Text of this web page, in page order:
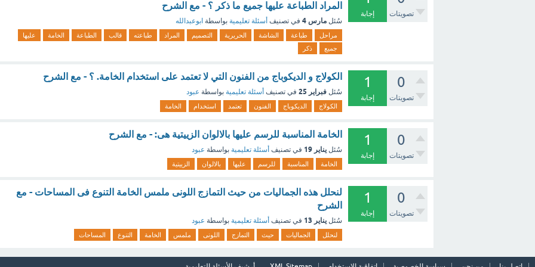
تصويتات إجابة
المراد الطباعة عليها جميع ما ذكر ؟ - مع الشرح
سُئل مارس 4 في تصنيف أسئلة تعليمية بواسطة ابوعبدالله
مراحل طباعة الشاشة الحريرية التصميم المراد طباعته قالب الطباعة الخامة
عليها
جميع
ذكر
0
تصويتات
1
إجابة
الكولاج و الديكوباج من الفنون التي لا تعتمد على استخدام الخامة. ؟ - مع الشرح
سُئل فبراير 25 في تصنيف أسئلة تعليمية بواسطة عبود
الكولاج الديكوباج الفنون تعتمد استخدام الخامة
0
تصويتات
1
إجابة
الخامة المناسبة للرسم عليها بالالوان الزييتية هى: - مع الشرح
سُئل يناير 19 في تصنيف أسئلة تعليمية بواسطة عبود
الخامة المناسبة للرسم عليها بالالوان الزييتية
0
تصويتات
1
إجابة
لنحلل هذه الجماليات من حيث التمازج اللونى ملمس الخامة التنوع فى المساحات - مع
الشرح
سُئل يناير 13 في تصنيف أسئلة تعليمية بواسطة عبود
لنحلل الجماليات حيث التمازج اللونى ملمس الخامة التنوع المساحات